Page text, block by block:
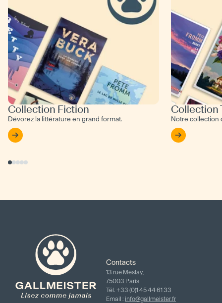
Collection Fiction
Dévorez la littérature en grand format.
Collection
Notre collection
Contacts
13 rue Meslay,
75003 Paris
Tél. +33 (0)1 45 44 61 33
Email : info@gallmeister.fr